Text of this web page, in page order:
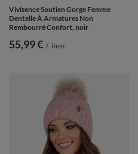
Vivisence Soutien Gorge Femme
Dentelle À Armatures Non
Rembourré Confort, noir
55,99 € / item